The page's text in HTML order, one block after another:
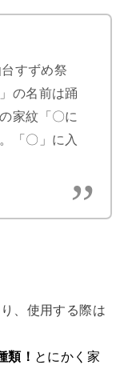
すずめ祭
の名前は踊
家紋「〇に
「〇」に入
、使用する際は
類！ とにかく家